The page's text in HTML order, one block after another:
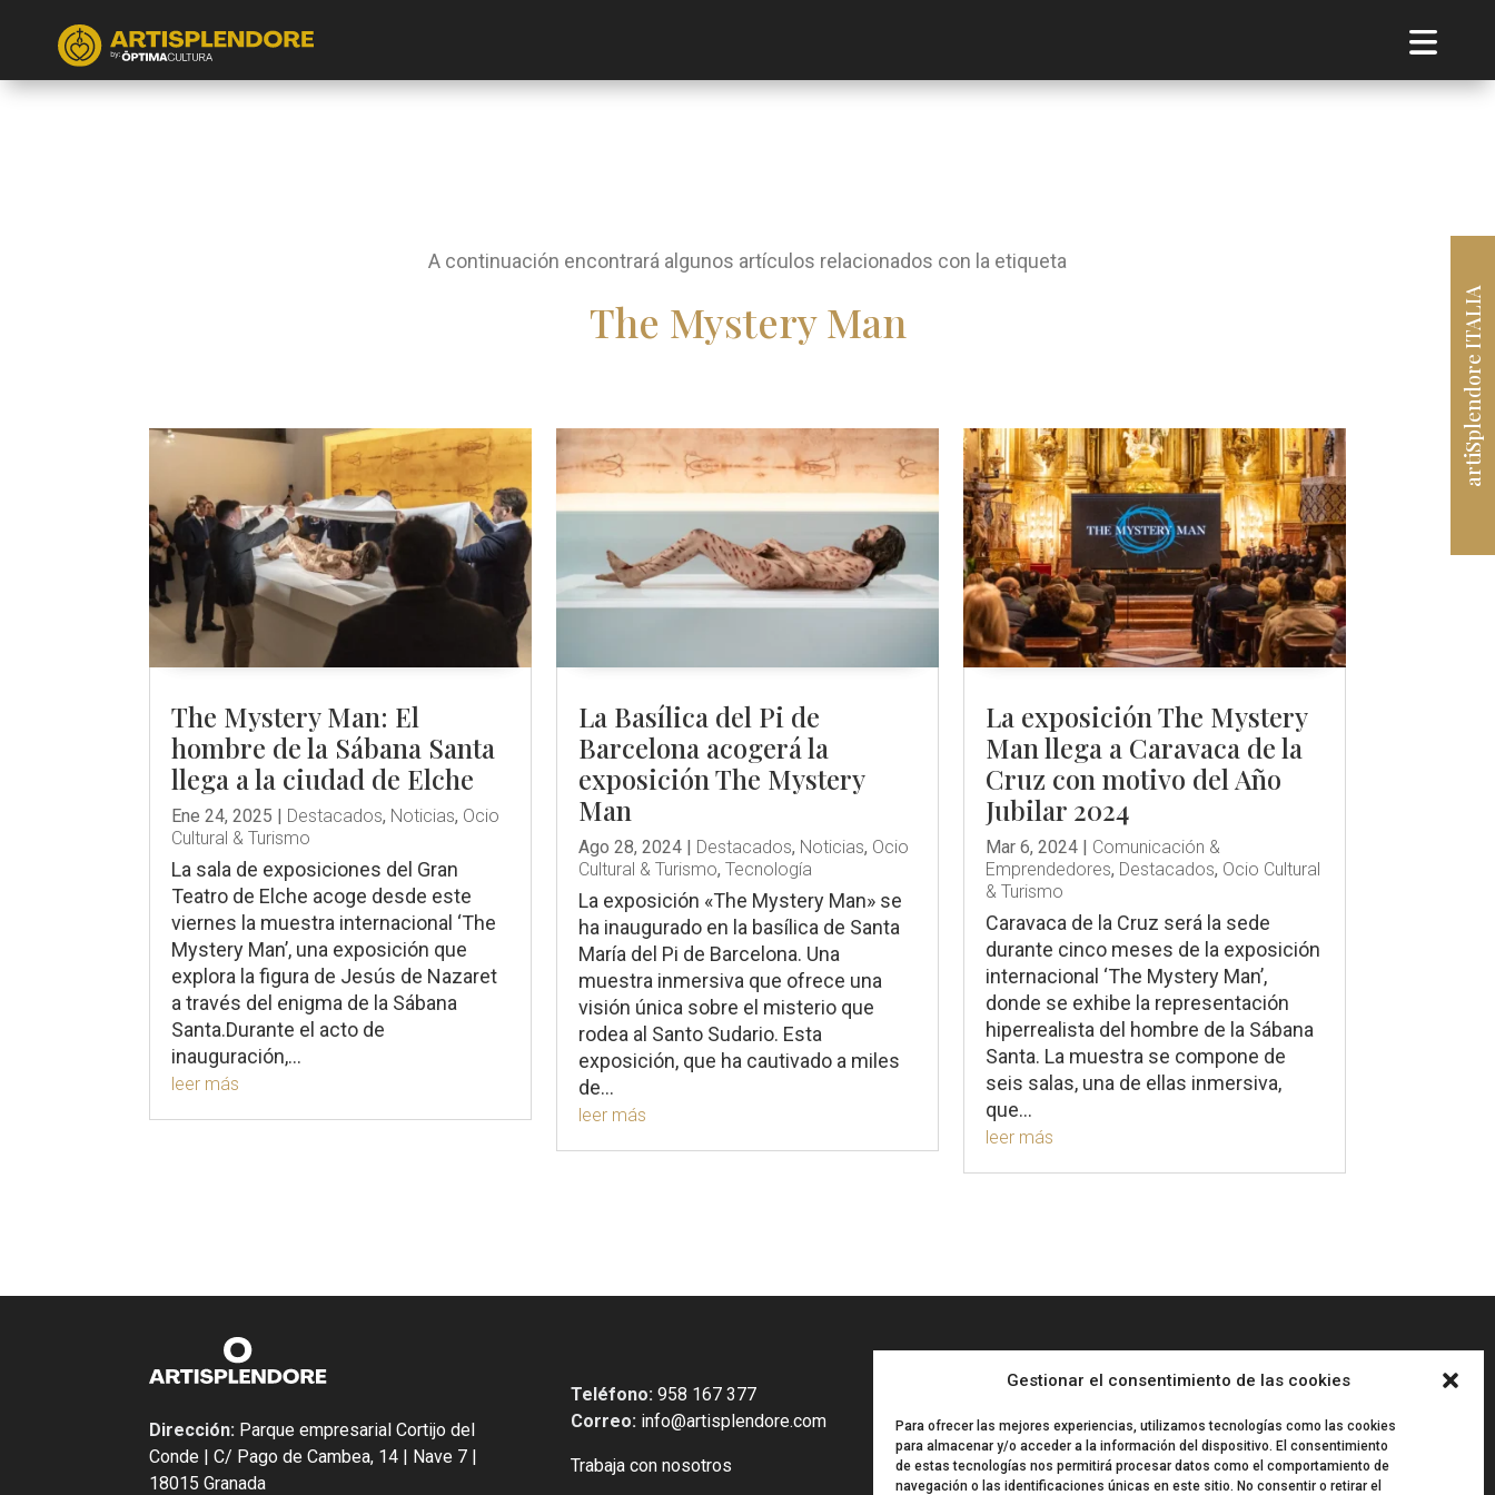
Gestionar el consentimiento de las cookies
Para ofrecer las mejores experiencias, utilizamos tecnologías como las cookies
para almacenar y/o acceder a la información del dispositivo. El consentimiento
de estas tecnologías nos permitirá procesar datos como el comportamiento de
navegación o las identificaciones únicas en este sitio. No consentir o retirar el
artiSplendore ITALIA
A continuación encontrará algunos artículos relacionados con la etiqueta
The Mystery Man
The Mystery Man: El
hombre de la Sábana Santa
llega a la ciudad de Elche
Ene 24, 2025 | Destacados, Noticias, Ocio
Cultural & Turismo
La sala de exposiciones del Gran
Teatro de Elche acoge desde este
viernes la muestra internacional ‘The
Mystery Man’, una exposición que
explora la figura de Jesús de Nazaret
a través del enigma de la Sábana
Santa.Durante el acto de
inauguración,...
leer más
La Basílica del Pi de
Barcelona acogerá la
exposición The Mystery
Man
Ago 28, 2024| Destacados, Noticias, Ocio
Cultural & Turismo, Tecnología
La exposición «The Mystery Man» se
ha inaugurado en la basílica de Santa
María del Pi de Barcelona. Una
muestra inmersiva que ofrece una
visión única sobre el misterio que
rodea al Santo Sudario. Esta
exposición, que ha cautivado a miles
de...
leer más
La exposición The Mystery
Man llega a Caravaca de la
Cruz con motivo del Año
Jubilar 2024
Mar 6, 2024| Comunicación &
Emprendedores, Destacados, Ocio Cultural
& Turismo
Caravaca de la Cruz será la sede
durante cinco meses de la exposición
internacional ‘The Mystery Man’,
donde se exhibe la representación
hiperrealista del hombre de la Sábana
Santa. La muestra se compone de
seis salas, una de ellas inmersiva,
que...
leer más
Dirección: Parque empresarial Cortijo del
Conde | C/ Pago de Cambea, 14 | Nave 7 |
18015 Granada
Teléfono: 958 167 377
Correo: info@artisplendore.com
Trabaja con nosotros
Desarrollo Regional cuyo objetivo
es Potenciar la investigación, el
desarrollo tecnológico y la